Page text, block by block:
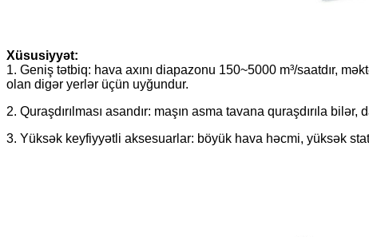
Xüsusiyyət:
1. Geniş tətbiq: hava axını diapazonu 150~5000 m³/saatdır,
olan digər yerlər üçün uyğundur.
2. Quraşdırılması asandır: maşın asma tavana quraşdırıla
3. Yüksək keyfiyyətli aksesuarlar: böyük hava həcmi, yüksək